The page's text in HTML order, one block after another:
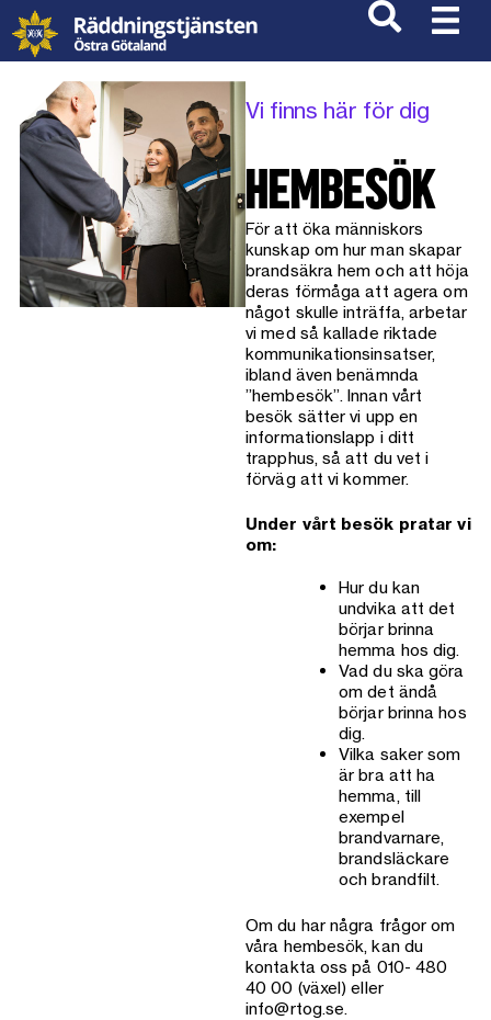
Vi finns här för dig
HEMBESÖK
För att öka människors
kunskap om hur man skapar
brandsäkra hem och att höja
deras förmåga att agera om
något skulle inträffa, arbetar
vi med så kallade riktade
kommunikationsinsatser,
ibland även benämnda
”hembesök”. Innan vårt
besök sätter vi upp en
informationslapp i ditt
trapphus, så att du vet i
förväg att vi kommer.
Under vårt besök pratar vi
om:
Hur du kan
undvika att det
börjar brinna
hemma hos dig.
Vad du ska göra
om det ändå
börjar brinna hos
dig.
Vilka saker som
är bra att ha
hemma, till
exempel
brandvarnare,
brandsläckare
och brandfilt.
Om du har några frågor om
våra hembesök, kan du
kontakta oss på 010- 480
40 00 (växel) eller
info@rtog.se.